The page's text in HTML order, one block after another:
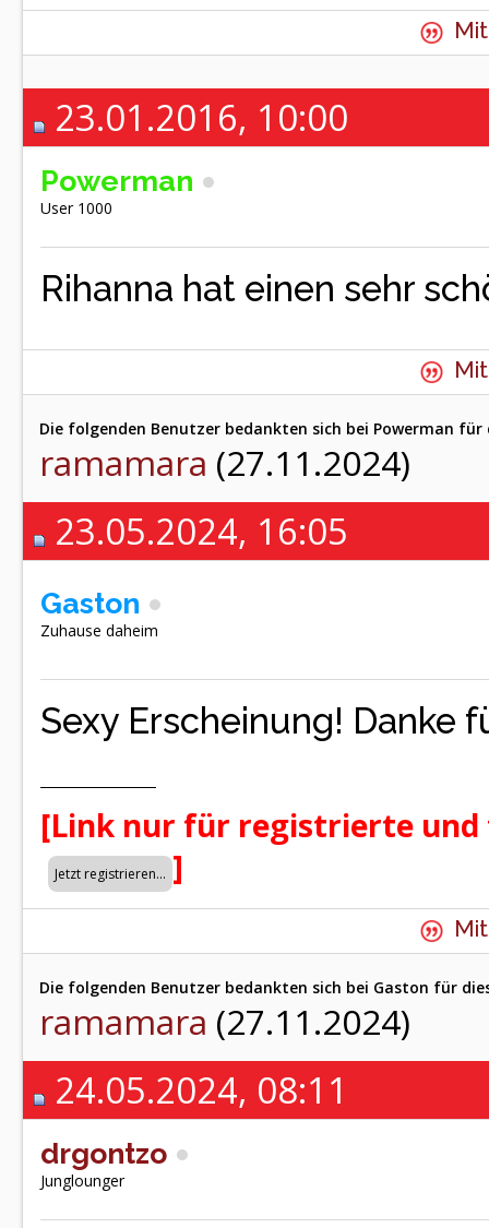
23.01.2016, 10:00
Powerman
User 1000
Rihanna hat einen sehr
Die folgenden Benutzer bedankten sich bei Powerman für
ramamara (27.11.2024)
23.05.2024, 16:05
Gaston
Zuhause daheim
Sexy Erscheinung! Danke
[Link nur für registrierte
]
Die folgenden Benutzer bedankten sich bei Gaston für
ramamara (27.11.2024)
24.05.2024, 08:11
drgontzo
Junglounger